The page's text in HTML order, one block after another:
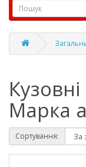
Марка
Сортування: